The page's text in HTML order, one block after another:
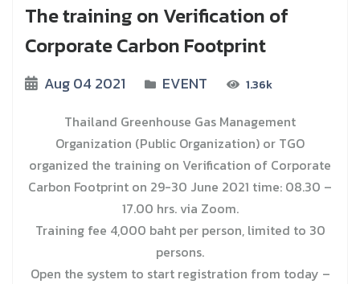
The training on Verification of
Corporate Carbon Footprint
Aug 04 2021 EVENT 1.36k
Thailand Greenhouse Gas Management
Organization (Public Organization) or TGO
organized the training on Verification of Corporate
Carbon Footprint on 29-30 June 2021 time: 08.30 –
17.00 hrs. via Zoom.
Training fee 4,000 baht per person, limited to 30
persons.
Open the system to start registration from today –